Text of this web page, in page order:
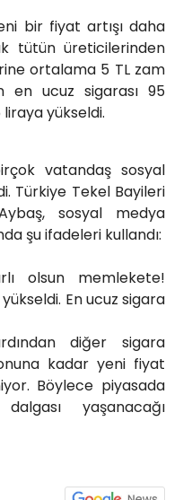
bir fiyat artışı daha
tütün üreticilerinden
ortalama 5 TL zam
en ucuz sigarası 95
liraya yükseldi.
vatandaş sosyal
Türkiye Tekel Bayileri
sosyal medya
şu ifadeleri kullandı:
olsun memlekete!
En ucuz sigara
diğer sigara
kadar yeni fiyat
Böylece piyasada
yaşanacağı
Kaptan Mahallesi
Caddesi No:17/4 İzmit-